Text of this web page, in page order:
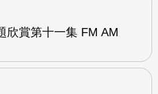
欣賞第十一集 FM AM